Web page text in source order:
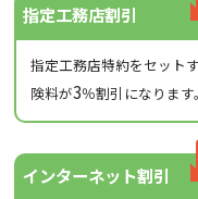
指定工務店割引
指定工務店特約をセット
険料が3％割引になります。
インターネット割引